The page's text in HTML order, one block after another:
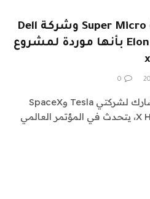
ارتفعت أسهم شركة Super Micro وشركة Dell
بعد أن وصفها Elon Musk بأنها موردة لمشروع
0
إيلون ماسك، المؤسس المشارك لشركتي Tesla وSpaceX
ومالك شركة X Holdings Corp، يتحدث في المؤتمر العالمي